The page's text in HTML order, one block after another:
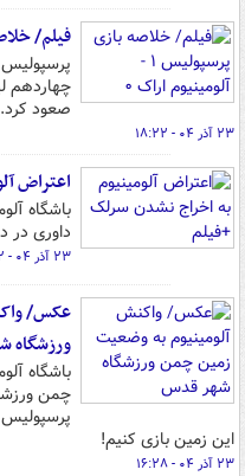
فیلم/ خلاصه
چهاردهم
صعود کرد.
۲۳ آذر ۰۴ - ۱۸:۲۲
اعتراض
باشگاه
داوری در
۲۳ آذر ۰۴ - ۱۷:۵۲
عکس/
باشگاه
چمن
این زمین بازی کنیم!
۲۳ آذر ۰۴ - ۱۶:۲۸